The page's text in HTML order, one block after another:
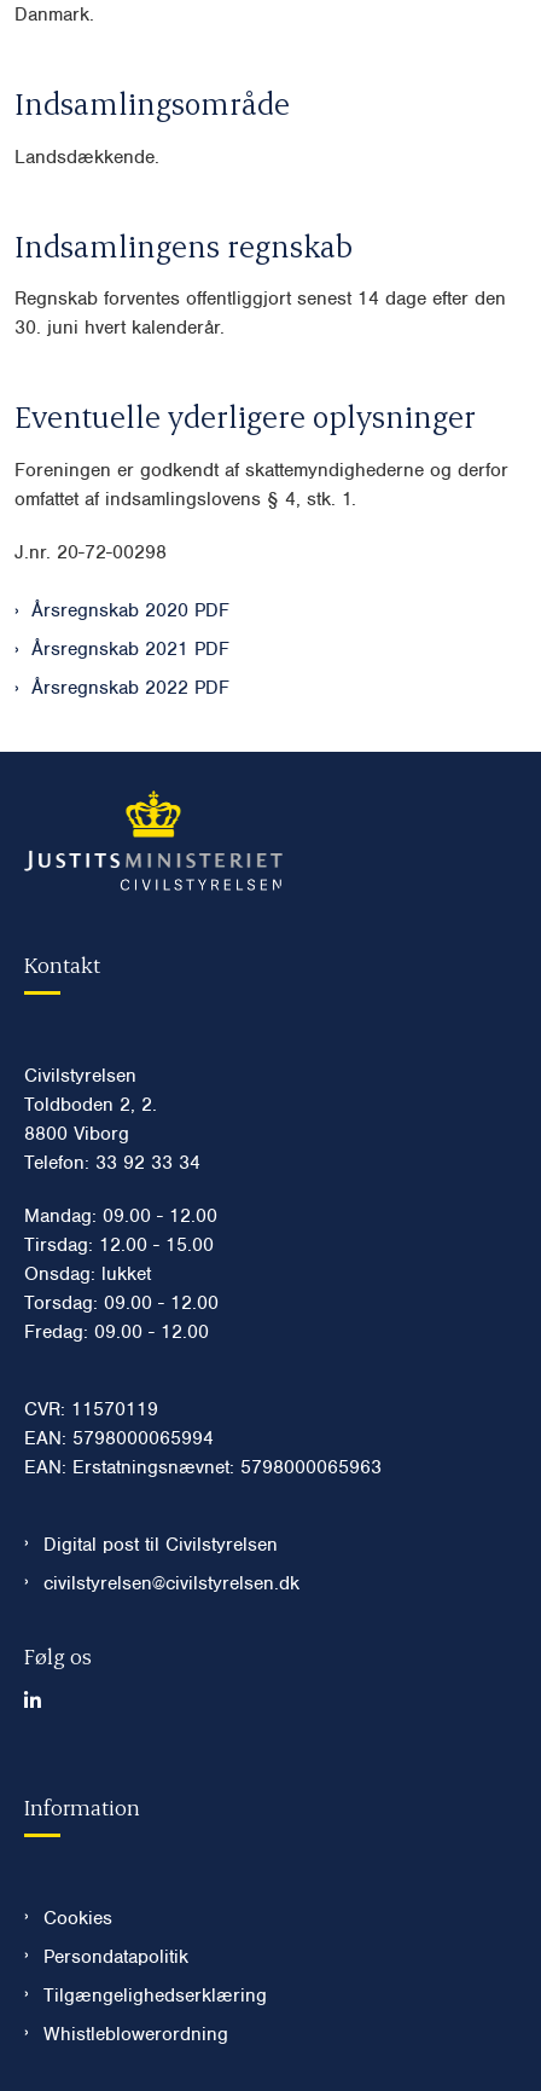
Danmark.
Indsamlingsområde
Landsdækkende.
Indsamlingens regnskab
Regnskab forventes offentliggjort senest 14 dage efter den
30. juni hvert kalenderår.
Eventuelle yderligere oplysninger
Foreningen er godkendt af skattemyndighederne og derfor
omfattet af indsamlingslovens § 4, stk. 1.
J.nr. 20-72-00298
Årsregnskab 2020 PDF
Årsregnskab 2021 PDF
Årsregnskab 2022 PDF
Kontakt
Civilstyrelsen
Toldboden 2, 2.
8800 Viborg
Telefon: 33 92 33 34
Mandag: 09.00 - 12.00
Tirsdag: 12.00 - 15.00
Onsdag: lukket
Torsdag: 09.00 - 12.00
Fredag: 09.00 - 12.00
CVR: 11570119
EAN: 5798000065994
EAN: Erstatningsnævnet: 5798000065963
Digital post til Civilstyrelsen
civilstyrelsen@civilstyrelsen.dk
Følg os
Information
Cookies
Persondatapolitik
Tilgængelighedserklæring
Whistleblowerordning